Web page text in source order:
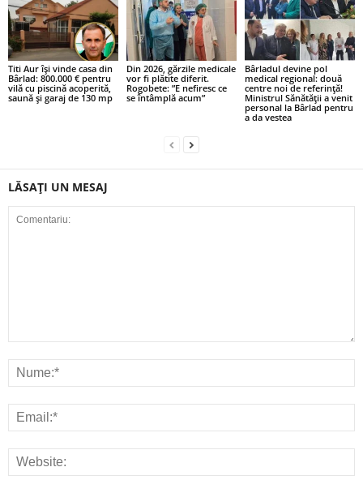
Titi Aur își vinde casa din
Bârlad: 800.000 € pentru
vilă cu piscină acoperită,
saună și garaj de 130 mp
Din 2026, gărzile medicale
vor fi plătite diferit.
Rogobete: ”E nefiresc ce
se întâmplă acum”
Bârladul devine pol
medical regional: două
centre noi de referință!
Ministrul Sănătății a venit
personal la Bârlad pentru
a da vestea
LĂSAȚI UN MESAJ